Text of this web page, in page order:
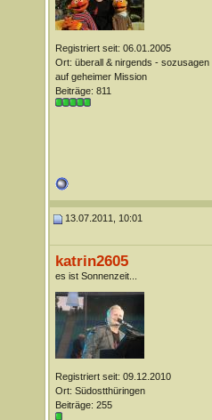
Registriert seit: 06.01.2005
Ort: überall & nirgends - sozusagen
auf geheimer Mission
Beiträge: 811
13.07.2011, 10:01
katrin2605
es ist Sonnenzeit...
Registriert seit: 09.12.2010
Ort: Südostthüringen
Beiträge: 255